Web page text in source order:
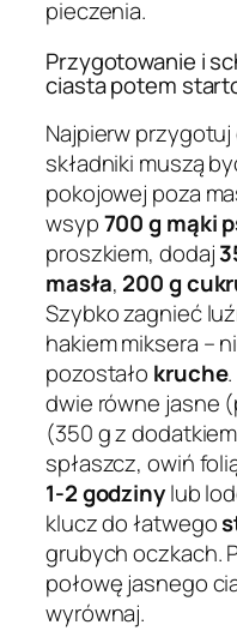
pieczenia.
Przygotowanie i
ciasta potem
Najpierw
składniki muszą
pokojowej poza
wsyp700 g mąki
proszkiem, dodaj
masła, 200 g
Szybko zagnieć
hakiem miksera –
pozostało kruche
dwie równe jasne
(350 g z dodatkiem
spłaszcz, owiń
1-2 godzinylub
klucz do łatwego
grubych oczkach.
połowę jasnego
wyrównaj.